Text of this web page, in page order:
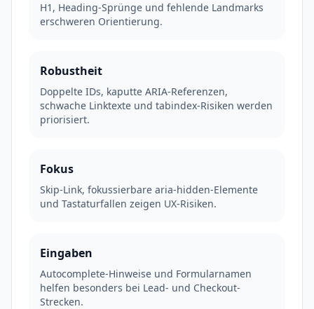
H1, Heading-Sprünge und fehlende Landmarks
erschweren Orientierung.
Robustheit
Doppelte IDs, kaputte ARIA-Referenzen,
schwache Linktexte und tabindex-Risiken werden
priorisiert.
Fokus
Skip-Link, fokussierbare aria-hidden-Elemente
und Tastaturfallen zeigen UX-Risiken.
Eingaben
Autocomplete-Hinweise und Formularnamen
helfen besonders bei Lead- und Checkout-
Strecken.